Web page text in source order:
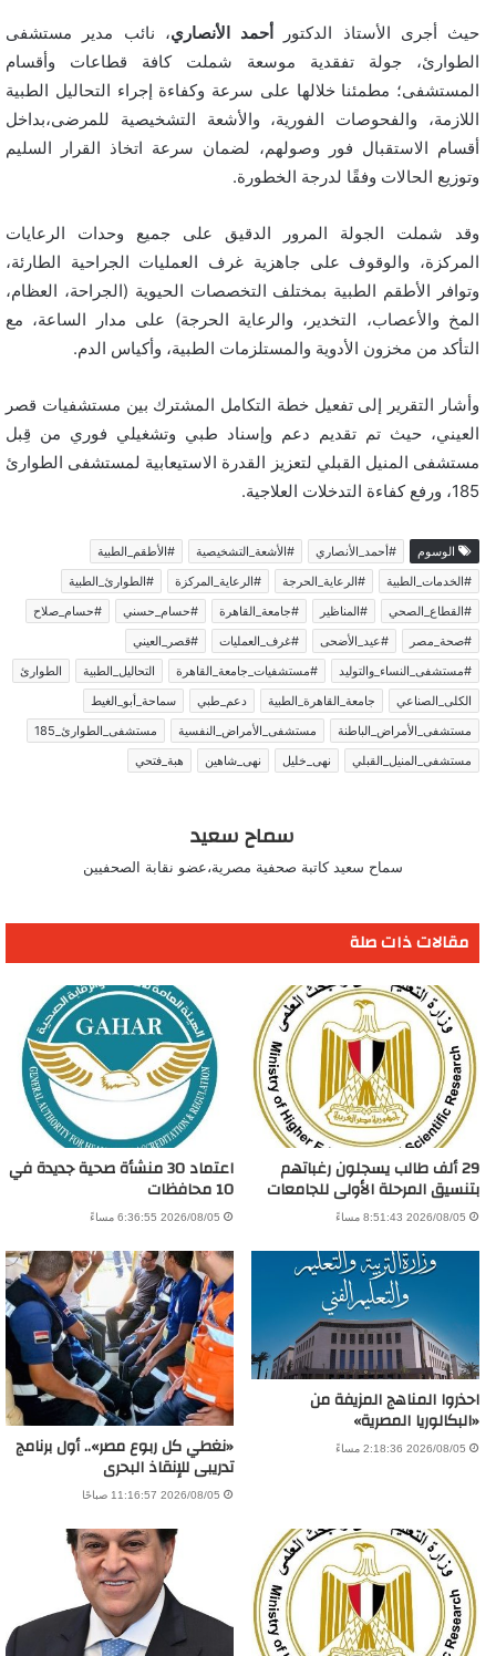
حيث أجرى الأستاذ الدكتور أحمد الأنصاري، نائب مدير مستشفى
الطوارئ، جولة تفقدية موسعة شملت كافة قطاعات وأقسام
المستشفى؛ مطمئنا خلالها على سرعة وكفاءة إجراء التحاليل الطبية
اللازمة، والفحوصات الفورية، والأشعة التشخيصية للمرضى،بداخل
أقسام الاستقبال فور وصولهم، لضمان سرعة اتخاذ القرار السليم
وتوزيع الحالات وفقًا لدرجة الخطورة.
وقد شملت الجولة المرور الدقيق على جميع وحدات الرعايات
المركزة، والوقوف على جاهزية غرف العمليات الجراحية الطارئة،
وتوافر الأطقم الطبية بمختلف التخصصات الحيوية (الجراحة، العظام،
المخ والأعصاب، التخدير، والرعاية الحرجة) على مدار الساعة، مع
التأكد من مخزون الأدوية والمستلزمات الطبية، وأكياس الدم.
وأشار التقرير إلى تفعيل خطة التكامل المشترك بين مستشفيات قصر
العيني، حيث تم تقديم دعم وإسناد طبي وتشغيلي فوري من قِبل
مستشفى المنيل القبلي لتعزيز القدرة الاستيعابية لمستشفى الطوارئ
185، ورفع كفاءة التدخلات العلاجية.
الوسوم #أحمد_الأنصاري #الأشعة_التشخيصية
#الأطقم_الطبية
#الخدمات_الطبية
#الرعاية_الحرجة #الرعاية_المركزة
#الطوارئ_الطبية
#القطاع_الصحي
#المناظير #جامعة_القاهرة #حسام_حسني
#حسام_صلاح
#صحة_مصر
#عيد_الأضحى #غرف_العمليات
#قصر_العيني
#مستشفى_النساء_والتوليد
#مستشفيات_جامعة_القاهرة التحاليل_الطبية
الطوارئ
الكلى_الصناعي
جامعة_القاهرة_الطبية دعم_طبي
سماحة_أبو_الغيط
مستشفى_الأمراض_الباطنة
مستشفى_الأمراض_النفسية
مستشفى_الطوارئ_185
مستشفى_المنيل_القبلي
نهى_خليل نهى_شاهين هبة_فتحي
سماح سعيد
سماح سعيد كاتبة صحفية مصرية،عضو نقابة الصحفيين
مقالات ذات صلة
29 ألف طالب يسجلون رغباتهم
بتنسيق المرحلة الأولى للجامعات
2026/08/05 8:51:43 مساءً
اعتماد 30 منشأة صحية جديدة في
10 محافظات
2026/08/05 6:36:55 مساءً
احذروا المناهج المزيفة من
«البكالوريا المصرية»
2026/08/05 2:18:36 مساءً «نغطي كل ربوع مصر».. أول برنامج
تدريبى للإنقاذ البحرى
2026/08/05 11:16:57 صباحًا